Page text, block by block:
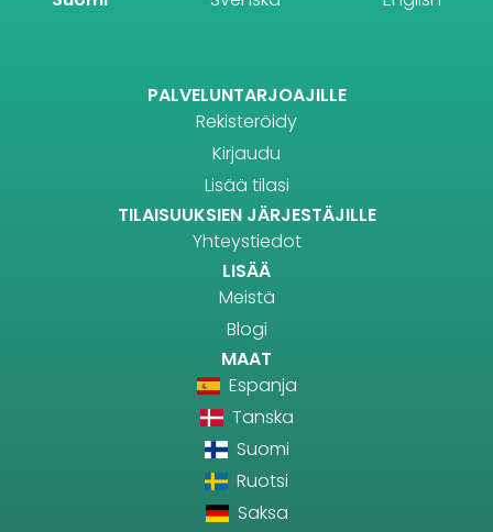
PALVELUNTARJOAJILLE
Rekisteröidy
Kirjaudu
Lisää tilasi
TILAISUUKSIEN JÄRJESTÄJILLE
Yhteystiedot
LISÄÄ
Meistä
Blogi
MAAT
Espanja
Tanska
Suomi
Ruotsi
Saksa